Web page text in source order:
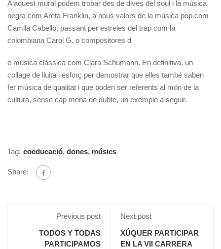
A aquest mural podem trobar des de dives del soul i la música
negra com Areta Franklin, a nous valors de la música pop com
Camila Cabello, passant per estreles del trap com la
colombiana Carol G, o compositores d
e música clàssica com Clara Schumann. En definitiva, un
collage de lluita i esforç per demostrar que elles també saben
fer música de qualitat i que poden ser referents al món de la
cultura, sense cap mena de dubte, un exemple a seguir.
Tag: coeducació, dones, músics
Share:
Previous post
TODOS Y TODAS
PARTICIPAMOS
Next post
XÚQUER PARTICIPAR
EN LA VII CARRERA